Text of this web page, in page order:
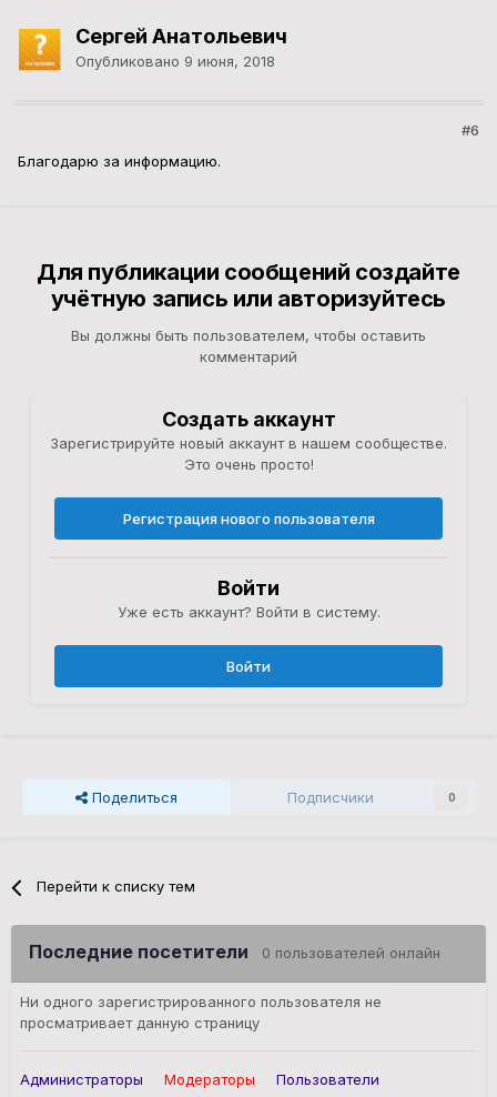
Сергей Анатольевич
Опубликовано 9 июня, 2018
#6
Благодарю за информацию.
Для публикации сообщений создайте
учётную запись или авторизуйтесь
Вы должны быть пользователем, чтобы оставить
комментарий
Создать аккаунт
Зарегистрируйте новый аккаунт в нашем сообществе.
Это очень просто!
Регистрация нового пользователя
Войти
Уже есть аккаунт? Войти в систему.
Войти
Поделиться Подписчики 0
Перейти к списку тем
Последние посетители 0 пользователей онлайн
Ни одного зарегистрированного пользователя не
просматривает данную страницу
Администраторы Модераторы
Пользователи